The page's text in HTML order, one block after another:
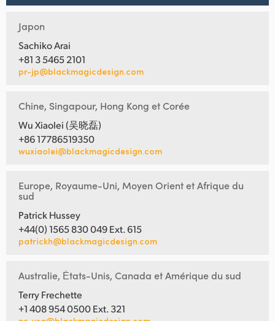
Japon
Sachiko Arai
+81 3 5465 2101
pr-jp@blackmagicdesign.com
Chine, Singapour, Hong Kong et Corée
Wu Xiaolei (吴晓磊)
+86 17786519350
wuxiaolei@blackmagicdesign.com
Europe, Royaume-Uni, Moyen Orient et Afrique du
sud
Patrick Hussey
+44(0) 1565 830 049 Ext. 615
patrickh@blackmagicdesign.com
Australie, Ėtats-Unis, Canada et Amérique du sud
Terry Frechette
+1 408 954 0500 Ext. 321